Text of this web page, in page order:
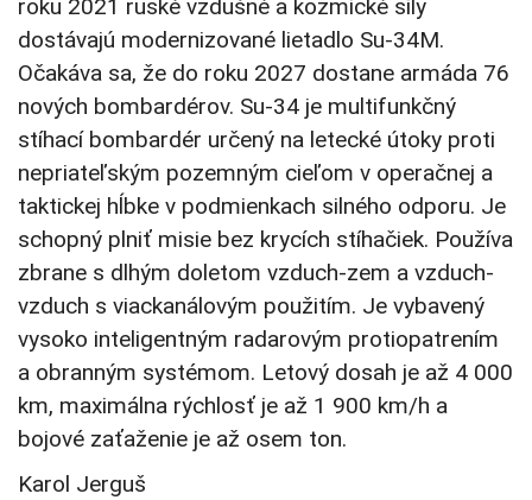
roku 2021 ruské vzdušné a kozmické sily
dostávajú modernizované lietadlo Su-34M.
Očakáva sa, že do roku 2027 dostane armáda 76
nových bombardérov. Su-34 je multifunkčný
stíhací bombardér určený na letecké útoky proti
nepriateľským pozemným cieľom v operačnej a
taktickej hĺbke v podmienkach silného odporu. Je
schopný plniť misie bez krycích stíhačiek. Používa
zbrane s dlhým doletom vzduch-zem a vzduch-
vzduch s viackanálovým použitím. Je vybavený
vysoko inteligentným radarovým protiopatrením
a obranným systémom. Letový dosah je až 4 000
km, maximálna rýchlosť je až 1 900 km/h a
bojové zaťaženie je až osem ton.
Karol Jerguš